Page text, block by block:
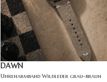
DAWN
Uhrenarmband Wildleder grau-braun